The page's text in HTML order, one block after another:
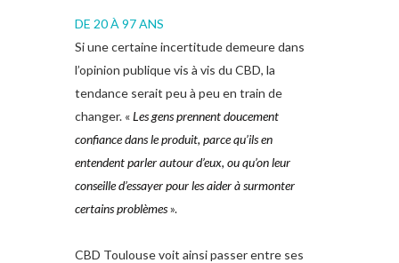
DE 20 À 97 ANS
Si une certaine incertitude demeure dans
l’opinion publique vis à vis du CBD, la
tendance serait peu à peu en train de
changer. «Les gens prennent doucement
confiance dans le produit, parce qu’ils en
entendent parler autour d’eux, ou qu’on leur
conseille d’essayer pour les aider à surmonter
certains problèmes».
CBD Toulouse voit ainsi passer entre ses